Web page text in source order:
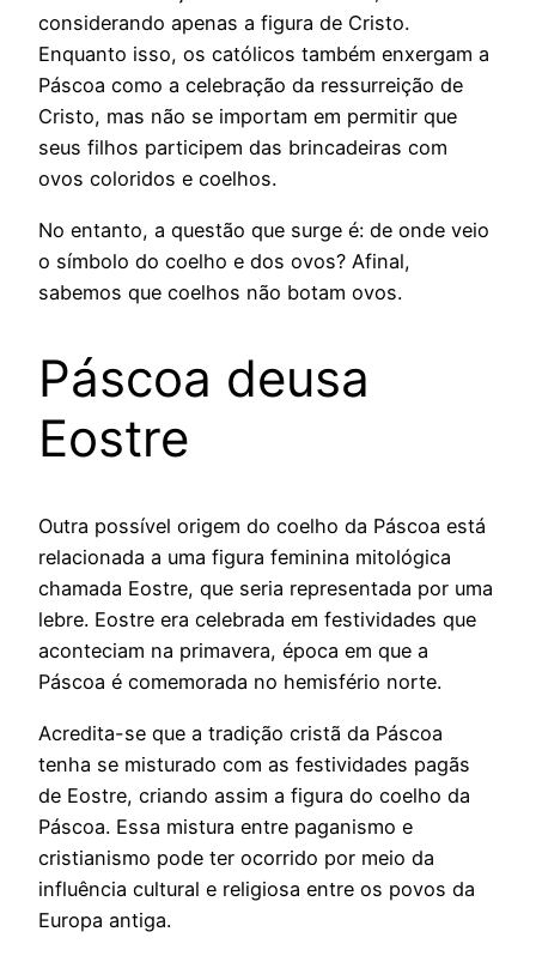
considerando apenas a figura de Cristo.
Enquanto isso, os católicos também enxergam a
Páscoa como a celebração da ressurreição de
Cristo, mas não se importam em permitir que
seus filhos participem das brincadeiras com
ovos coloridos e coelhos.
No entanto, a questão que surge é: de onde veio
o símbolo do coelho e dos ovos? Afinal,
sabemos que coelhos não botam ovos.
Páscoa deusa
Eostre
Outra possível origem do coelho da Páscoa está
relacionada a uma figura feminina mitológica
chamada Eostre, que seria representada por uma
lebre. Eostre era celebrada em festividades que
aconteciam na primavera, época em que a
Páscoa é comemorada no hemisfério norte.
Acredita-se que a tradição cristã da Páscoa
tenha se misturado com as festividades pagãs
de Eostre, criando assim a figura do coelho da
Páscoa. Essa mistura entre paganismo e
cristianismo pode ter ocorrido por meio da
influência cultural e religiosa entre os povos da
Europa antiga.